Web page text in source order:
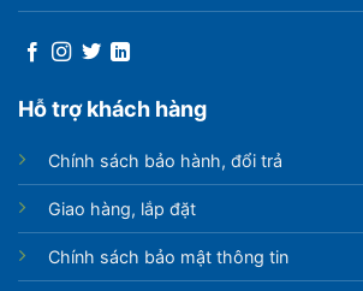
Hỗ trợ khách hàng
Chính sách bảo hành, đổi trả
Giao hàng, lắp đặt
Chính sách bảo mật thông tin